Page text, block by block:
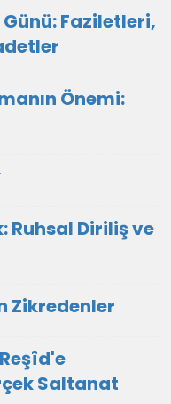
Faziletleri,
Önemi:
Ruhsal Diriliş ve
Zikredenler
Saltanat